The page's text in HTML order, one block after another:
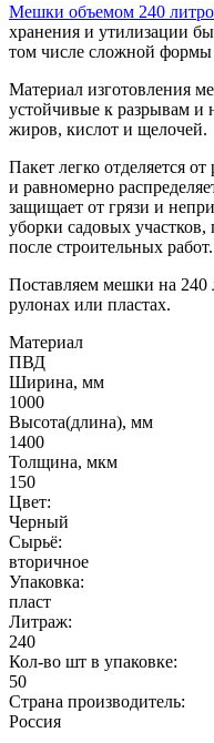
Мешки объемом 240
хранения и утилизации
том числе сложной
Материал изготовления
устойчивые к разрывам и
жиров, кислот и щелочей.
Пакет легко отделяется
и равномерно
защищает от грязи и
уборки садовых
после строительных работ.
Поставляем мешки на
рулонах или пластах.
Материал
ПВД
Ширина, мм
1000
Высота(длина), мм
1400
Толщина, мкм
150
Цвет:
Черный
Сырьё:
вторичное
Упаковка:
пласт
Литраж:
240
Кол-во шт в упаковке:
50
Страна производитель:
Россия